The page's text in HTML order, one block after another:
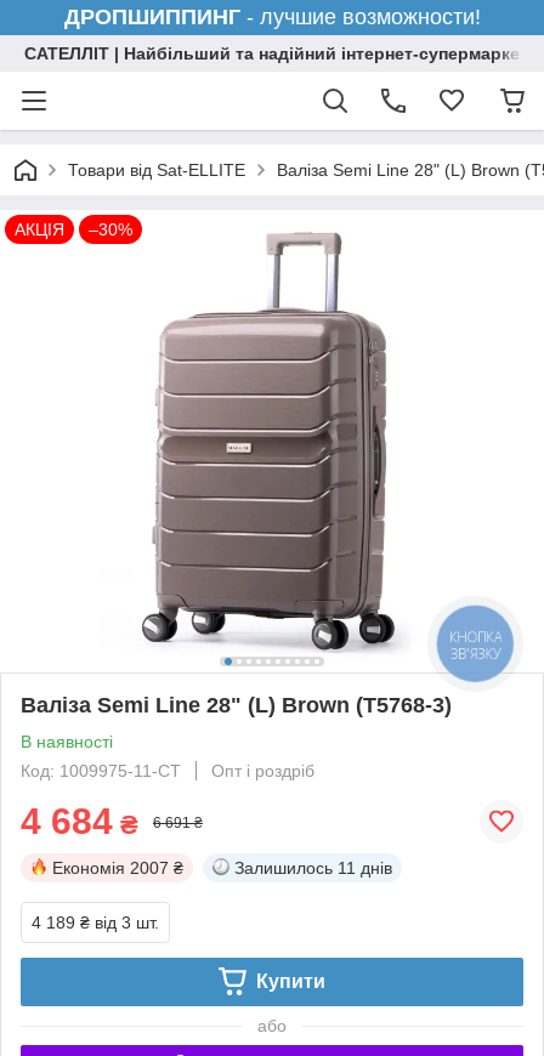
ДРОПШИППИНГ- лучшие возможности!
САТЕЛЛІТ | Найбільший та надійний інтернет-супермаркет
Товари від Sat-ELLITE Валіза Semi Line 28" (L) Brown
АКЦІЯ –30%
Валіза Semi Line 28" (L) Brown (T5768-3)
В наявності
Код: 1009975-11-СТ
Опт і роздріб
4 684 ₴ 6 691 ₴
Економія 2007 ₴ Залишилось 11 днів
4 189 ₴ від 3 шт.
Купити
або
КНОПКА
ЗВ'ЯЗКУ